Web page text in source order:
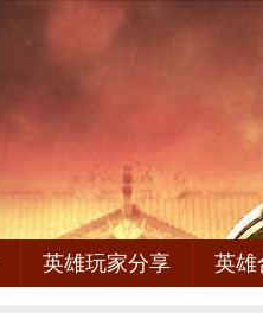
英雄玩家分享 英雄